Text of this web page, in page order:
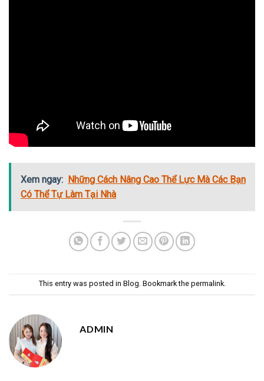
Xem ngay: Những Cách Nâng Cao Thể Lực Mà Các Bạn
Có Thể Tự Làm Tại Nhà
This entry was posted in Blog . Bookmark the permalink.
ADMIN